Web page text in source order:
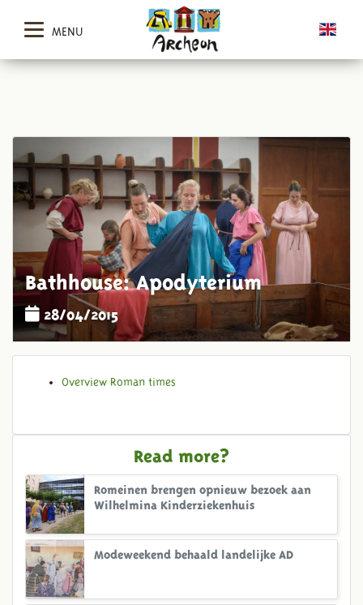
MENU
Bathhouse: Apodyterium
28/04/2015
Overview Roman times
Read more?
Romeinen brengen opnieuw bezoek aan
Wilhelmina Kinderziekenhuis
Modeweekend behaald landelijke AD